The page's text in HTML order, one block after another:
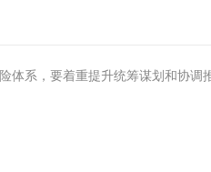
体系，要着重提升统筹谋划和协调